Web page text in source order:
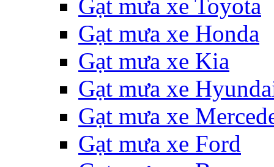
Gạt mưa xe Toyota
Gạt mưa xe Honda
Gạt mưa xe Kia
Gạt mưa xe
Gạt mưa xe
Gạt mưa xe Ford